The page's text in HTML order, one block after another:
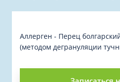
Аллерген - Перец
(методом дегрануляции